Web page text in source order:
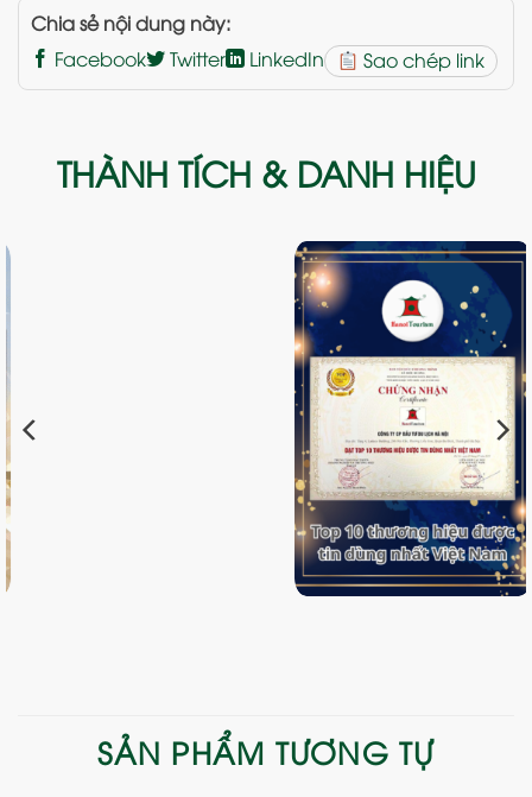
Chia sẻ nội dung này:
Facebook
Twitter LinkedIn Sao chép link
THÀNH TÍCH & DANH HIỆU
SẢN PHẨM TƯƠNG TỰ